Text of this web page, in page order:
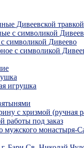
Дивеевской травкой
с символикой
символикой Дивеево
с символикой
игрушка
с хризмой (ручная
работы под заказ
мужского монастыря-